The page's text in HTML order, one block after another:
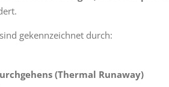
gekennzeichnet durch:
(Thermal Runaway)